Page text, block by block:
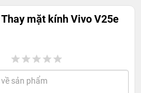
Thay mặt kính Vivo V25e